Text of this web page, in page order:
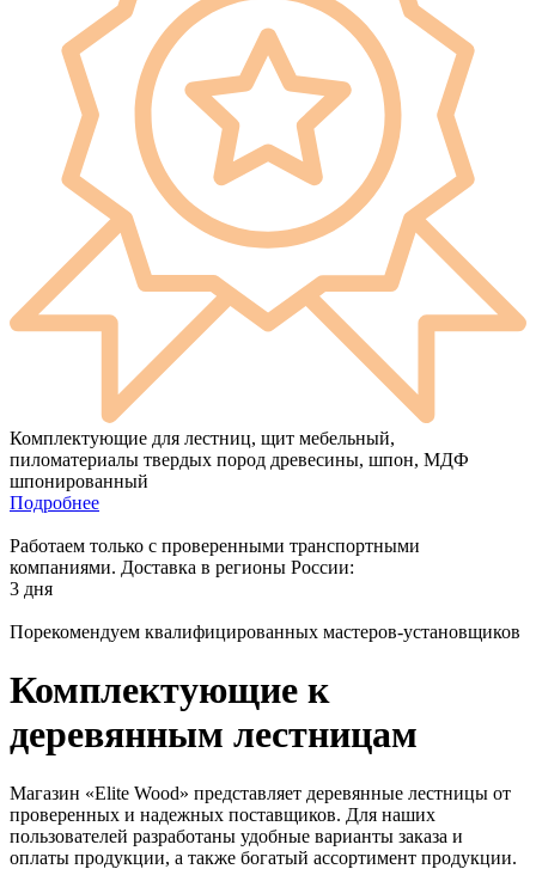
Комплектующие для лестниц, щит мебельный,
пиломатериалы твердых пород древесины, шпон, МДФ
шпонированный
Подробнее
Работаем только с проверенными транспортными
компаниями. Доставка в регионы России:
3 дня
Порекомендуем квалифицированных мастеров-установщиков
Комплектующие к
деревянным лестницам
Магазин «Elite Wood» представляет деревянные лестницы от
проверенных и надежных поставщиков. Для наших
пользователей разработаны удобные варианты заказа и
оплаты продукции, а также богатый ассортимент продукции.